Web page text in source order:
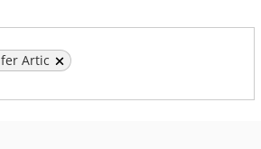
Artic